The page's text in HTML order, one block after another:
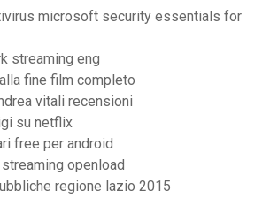
microsoft security essentials for
streaming eng
fine film completo
vitali recensioni
su netflix
free per android
openload
regione lazio 2015